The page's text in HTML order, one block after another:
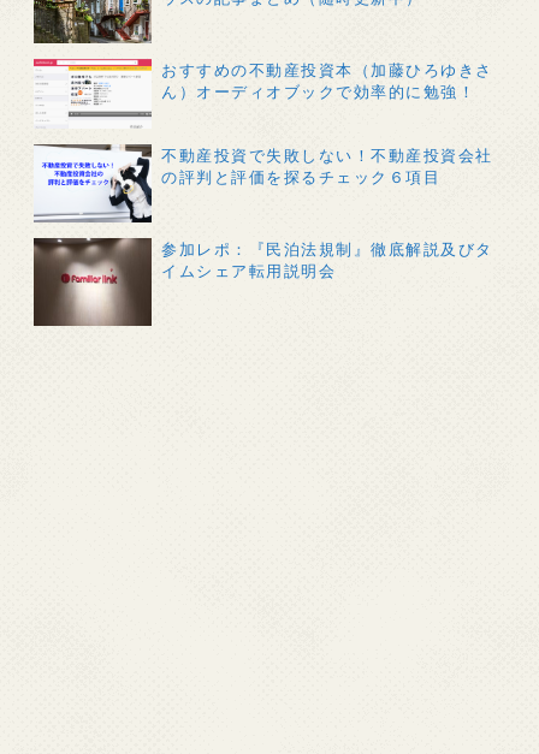
おすすめの不動産投資本（加藤ひろゆきさ
ん）オーディオブックで効率的に勉強！
不動産投資で失敗しない！不動産投資会社
の評判と評価を探るチェック６項目
参加レポ：『民泊法規制』徹底解説及びタ
イムシェア転用説明会